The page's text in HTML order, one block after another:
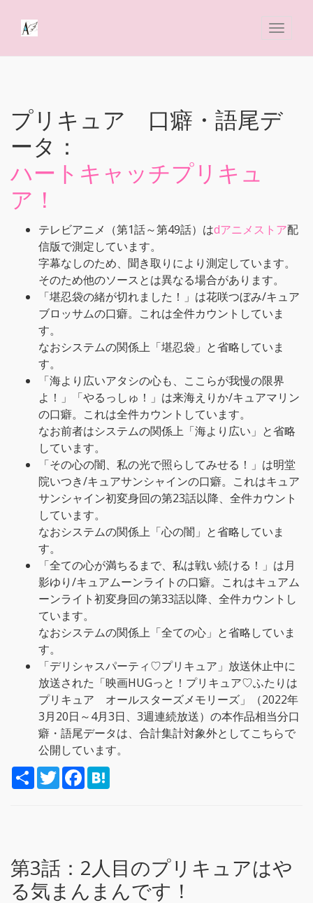
プリキュア 口癖・語尾デ
ータ：
ハートキャッチプリキュ
ア！
テレビアニメ（第1話～第49話）はdアニメストア配
信版で測定しています。
字幕なしのため、聞き取りにより測定しています。
そのため他のソースとは異なる場合があります。
「堪忍袋の緒が切れました！」は花咲つぼみ/キュア
ブロッサムの口癖。これは全件カウントしていま
す。
なおシステムの関係上「堪忍袋」と省略していま
す。
「海より広いアタシの心も、ここらが我慢の限界
よ！」「やるっしゅ！」は来海えりか/キュアマリン
の口癖。これは全件カウントしています。
なお前者はシステムの関係上「海より広い」と省略
しています。
「その心の闇、私の光で照らしてみせる！」は明堂
院いつき/キュアサンシャインの口癖。これはキュア
サンシャイン初変身回の第23話以降、全件カウント
しています。
なおシステムの関係上「心の闇」と省略していま
す。
「全ての心が満ちるまで、私は戦い続ける！」は月
影ゆり/キュアムーンライトの口癖。これはキュアム
ーンライト初変身回の第33話以降、全件カウントし
ています。
なおシステムの関係上「全ての心」と省略していま
す。
「デリシャスパーティ♡プリキュア」放送休止中に
放送された「映画HUGっと！プリキュア♡ふたりは
プリキュア オールスターズメモリーズ」（2022年
3月20日～4月3日、3週連続放送）の本作品相当分口
癖・語尾データは、合計集計対象外としてこちらで
公開しています。
S
h
T
w
F
a
第3話： 2人目のプリキュアはや
る気まんまんです！